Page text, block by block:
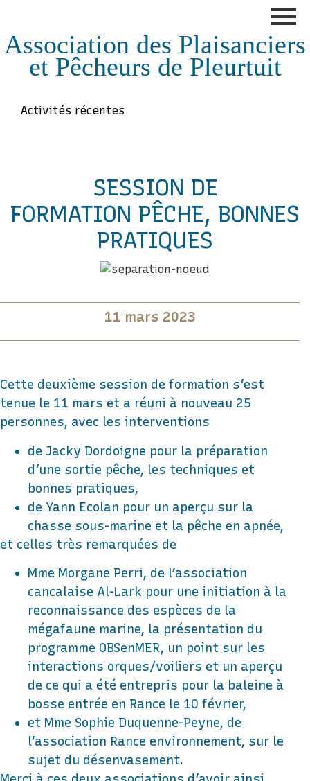
Association des Plaisanciers
et Pêcheurs de Pleurtuit
Activités récentes
SESSION DE
FORMATION PÊCHE, BONNES
PRATIQUES
11 mars 2023
Cette deuxième session de formation s’est
tenue le 11 mars et a réuni à nouveau 25
personnes, avec les interventions
de Jacky Dordoigne pour la préparation
d’une sortie pêche, les techniques et
bonnes pratiques,
de Yann Ecolan pour un aperçu sur la
chasse sous-marine et la pêche en apnée,
et celles très remarquées de
Mme Morgane Perri, de l’association
cancalaise Al-Lark pour une initiation à la
reconnaissance des espèces de la
mégafaune marine, la présentation du
programme OBSenMER, un point sur les
interactions orques/voiliers et un aperçu
de ce qui a été entrepris pour la baleine à
bosse entrée en Rance le 10 février,
et Mme Sophie Duquenne-Peyne, de
l’association Rance environnement, sur le
sujet du désenvasement.